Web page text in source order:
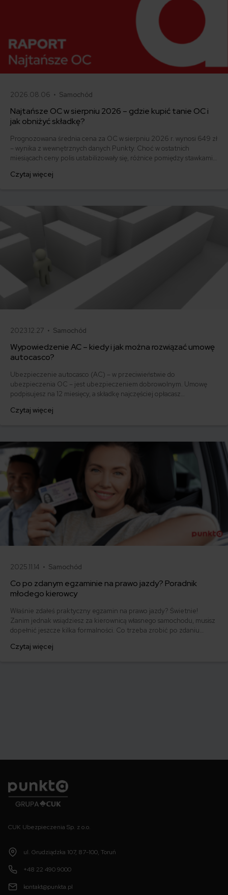
2026.08.06 • Samochód
Najtańsze OC w sierpniu 2026 – gdzie kupić tanie OC i
jak obniżyć składkę?
Prognozowana średnia cena za OC w sierpniu 2026 r. wynosi 649 zł
– wynika z wewnętrznych danych Punkty. Choć w ostatnich
miesiącach ceny polis ustabilizowały się, różnice pomiędzy stawkami
500 zł, inni – powyżej 1500 zł. Gdzie znaleźć najtańsze OC w Polsce
Czytaj więcej
2023.12.27 • Samochód
Wypowiedzenie AC – kiedy i jak można rozwiązać umowę
autocasco?
Ubezpieczenie autocasco (AC) – w przeciwieństwie do
ubezpieczenia OC – jest ubezpieczeniem dobrowolnym. Umowę
podpisujesz na 12 miesięcy, a składkę najczęściej opłacasz
ofertę lub zdecydowałeś się sprzedać samochód w trakcie trwania
Czytaj więcej
2025.11.14 • Samochód
Co po zdanym egzaminie na prawo jazdy? Poradnik
młodego kierowcy
Właśnie zdałeś praktyczny egzamin na prawo jazdy? Świetnie!
Zanim jednak wsiądziesz za kierownicą własnego samochodu, musisz
dopełnić jeszcze kilka formalności. Co trzeba zrobić po zdaniu
którym szybko załatwisz sprawy urzędowe i będziesz mógł prowadzić
Czytaj więcej
CUK Ubezpieczenia Sp. z o.o.
ul. Grudziądzka 107, 87-100, Toruń
+48 22 490 9000
kontakt@punkta.pl